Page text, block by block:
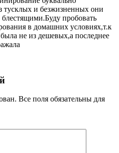
тусклых и безжизненных они
блестящими.Буду пробовать
в домашних условиях,т.к
не из дешевых,а последнее
Все поля обязательны для